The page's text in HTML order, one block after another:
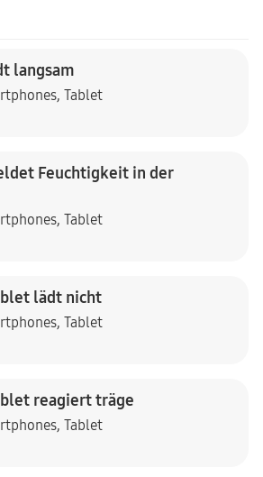
langsam
, Tablet
Feuchtigkeit in der
, Tablet
lädt nicht
, Tablet
reagiert träge
, Tablet